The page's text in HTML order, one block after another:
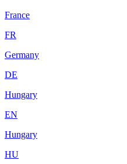
France
FR
Germany
DE
Hungary
EN
Hungary
HU